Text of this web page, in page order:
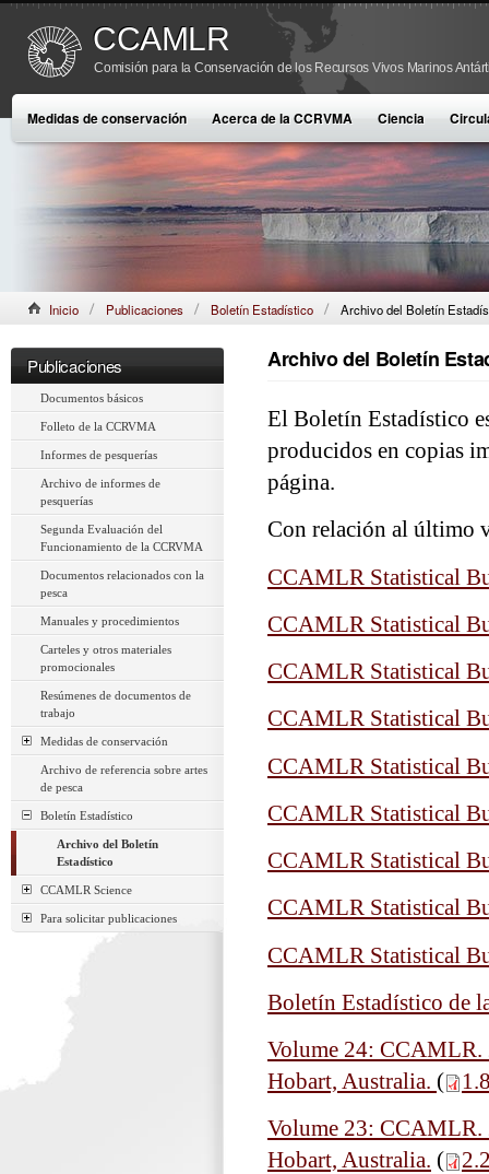
CCAMLR
Comisión para la Conservación de los Recursos Vivos Marinos
Medidas de conservación Acerca de la CCRVMA Ciencia
Inicio Publicaciones Boletín Estadístico Archivo del Boletín
Publicaciones
Documentos básicos
Folleto de la CCRVMA
Informes de pesquerías
Archivo de informes de
pesquerías
Segunda Evaluación del
Funcionamiento de la CCRVMA
Documentos relacionados con la
pesca
Manuales y procedimientos
Carteles y otros materiales
promocionales
Resúmenes de documentos de
trabajo
Medidas de conservación
Archivo de referencia sobre artes
de pesca
Boletín Estadístico
Archivo del Boletín
Estadístico
CCAMLR Science
Para solicitar publicaciones
Archivo del Boletín
El Boletín Estadístico
producidos en copias
página.
Con relación al último
CCAMLR Statistical
CCAMLR Statistical
CCAMLR Statistical
CCAMLR Statistical
CCAMLR Statistical
CCAMLR Statistical
CCAMLR Statistical
CCAMLR Statistical
CCAMLR Statistical
Boletín Estadístico de
Volume 24:
Hobart, Australia. (
Volume 23:
Hobart, Australia. (